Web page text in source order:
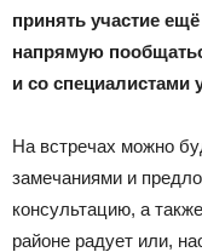
принять участие
напрямую
и со специалистами
На встречах можно
замечаниями и
консультацию, а
районе радует или,